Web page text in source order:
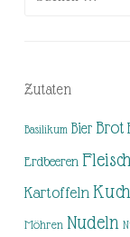
Zutaten
Basilikum Bier Brot
Erdbeeren Fleisch
Kartoffeln
Möhren Nudeln